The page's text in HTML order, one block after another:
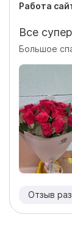
Работа
Все
Большое
Отзыв